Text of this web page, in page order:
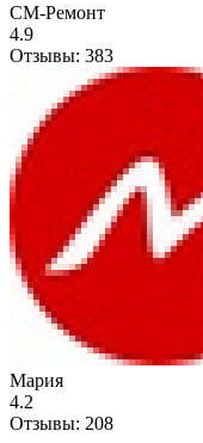
СМ-Ремонт
4.9
Отзывы: 383
Мария
4.2
Отзывы: 208